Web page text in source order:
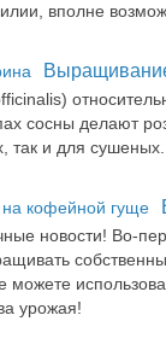
вполне
сосны делают
так и для сушеных.
новости! Во-
можете
урожая!